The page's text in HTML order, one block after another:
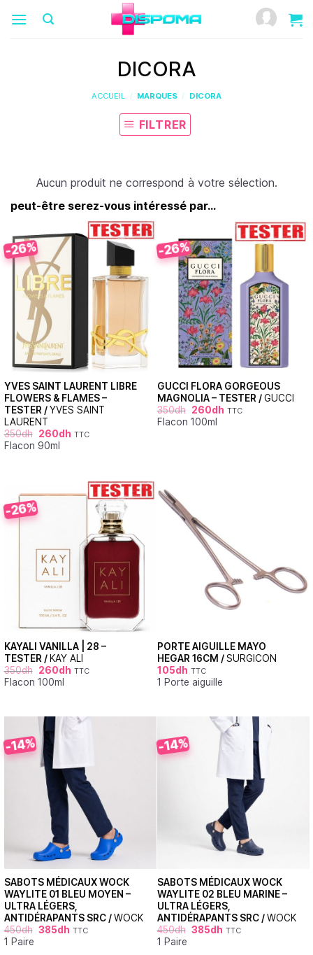
DICORA
ACCUEIL / MARQUES / DICORA
FILTRER
Aucun produit ne correspond à votre sélection.
peut-être serez-vous intéressé par...
-26%
YVES SAINT LAURENT LIBRE
FLOWERS & FLAMES –
TESTER /YVES SAINT
LAURENT
350dh 260dh TTC
Flacon 90ml
-26%
GUCCI FLORA GORGEOUS
MAGNOLIA – TESTER /GUCCI
350dh 260dh TTC
Flacon 100ml
-26%
KAYALI VANILLA | 28 –
TESTER / KAY ALI
350dh 260dh TTC
Flacon 100ml
PORTE AIGUILLE MAYO
HEGAR 16CM /SURGICON
105dh TTC
1 Porte aiguille
-14%
SABOTS MÉDICAUX WOCK
WAYLITE 01 BLEU MOYEN –
ULTRA LÉGERS,
ANTIDÉRAPANTS SRC /WOCK
450dh 385dh TTC
1 Paire
-14%
SABOTS MÉDICAUX WOCK
WAYLITE 02 BLEU MARINE –
ULTRA LÉGERS,
ANTIDÉRAPANTS SRC /WOCK
450dh 385dh TTC
1 Paire